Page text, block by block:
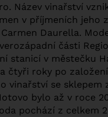
Název vinařství
v příjmeních jeho
Daurella.
části
stanicí v městečku
čtyři roky po
vinařství se sklepem
bylo až v roce
pochází z celkem